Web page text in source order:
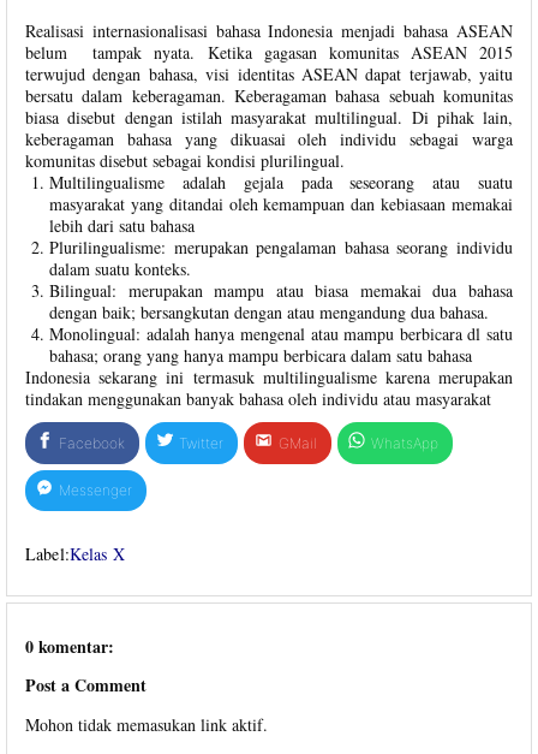
Realisasi internasionalisasi bahasa Indonesia menjadi bahasa ASEAN
belum tampak nyata. Ketika gagasan komunitas ASEAN 2015
terwujud dengan bahasa, visi identitas ASEAN dapat terjawab, yaitu
bersatu dalam keberagaman. Keberagaman bahasa sebuah komunitas
biasa disebut dengan istilah masyarakat multilingual. Di pihak lain,
keberagaman bahasa yang dikuasai oleh individu sebagai warga
komunitas disebut sebagai kondisi plurilingual.
Multilingualisme adalah gejala pada seseorang atau suatu
masyarakat yang ditandai oleh kemampuan dan kebiasaan memakai
lebih dari satu bahasa
Plurilingualisme: merupakan pengalaman bahasa seorang individu
dalam suatu konteks.
Bilingual: merupakan mampu atau biasa memakai dua bahasa
dengan baik; bersangkutan dengan atau mengandung dua bahasa.
Monolingual: adalah hanya mengenal atau mampu berbicara dl satu
bahasa; orang yang hanya mampu berbicara dalam satu bahasa
Indonesia sekarang ini termasuk multilingualisme karena merupakan
tindakan menggunakan banyak bahasa oleh individu atau masyarakat
Facebook Twitter GMail WhatsApp
Messenger
Label:Kelas X
0 komentar:
Post a Comment
Mohon tidak memasukan link aktif.